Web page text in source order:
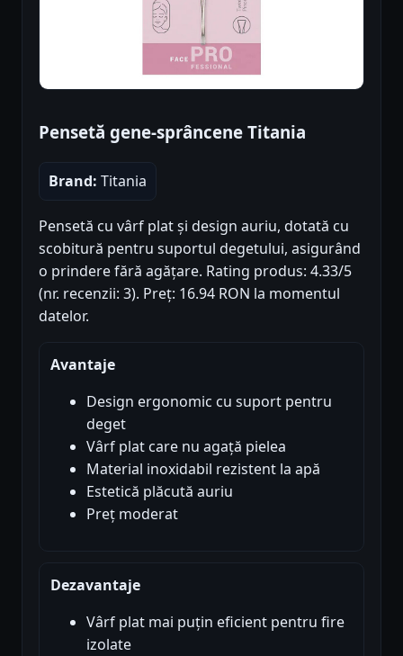
Pensetă gene-sprâncene Titania
Brand: Titania
Pensetă cu vârf plat și design auriu, dotată cu
scobitură pentru suportul degetului, asigurând
o prindere fără agățare. Rating produs: 4.33/5
(nr. recenzii: 3). Preț: 16.94 RON la momentul
datelor.
Avantaje
Design ergonomic cu suport pentru
deget
Vârf plat care nu agață pielea
Material inoxidabil rezistent la apă
Estetică plăcută auriu
Preț moderat
Dezavantaje
Vârf plat mai puțin eficient pentru fire
izolate